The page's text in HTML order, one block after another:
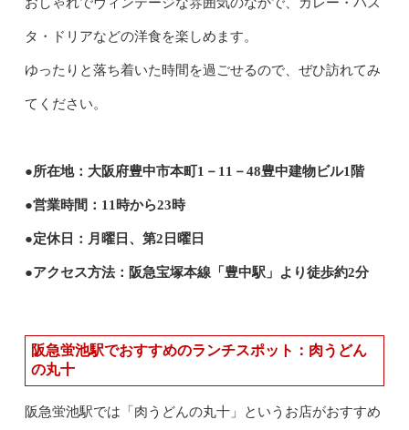
おしゃれでヴィンテージな雰囲気のなかで、カレー・パス
タ・ドリアなどの洋食を楽しめます。
ゆったりと落ち着いた時間を過ごせるので、ぜひ訪れてみ
てください。
●所在地：大阪府豊中市本町1－11－48豊中建物ビル1階
●営業時間：11時から23時
●定休日：月曜日、第2日曜日
●アクセス方法：阪急宝塚本線「豊中駅」より徒歩約2分
阪急蛍池駅でおすすめのランチスポット：肉うどん
の丸十
阪急蛍池駅では「肉うどんの丸十」というお店がおすすめ